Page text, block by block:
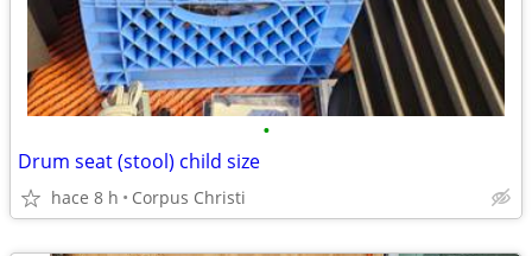
•
Drum seat (stool) child size
hace 8 h Corpus Christi